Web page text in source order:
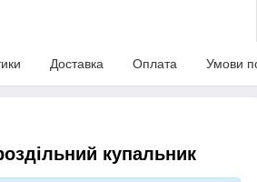
Доставка Оплата Умови
купальник